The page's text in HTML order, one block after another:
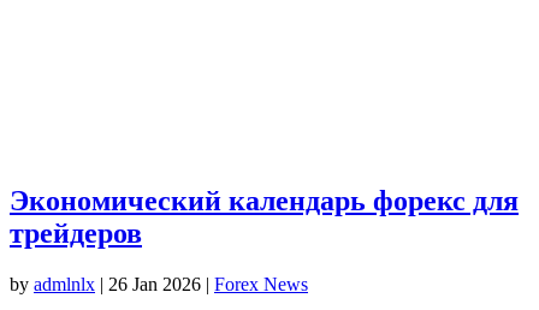
Экономический календарь форекс для
трейдеров
by admlnlx | 26 Jan 2026 | Forex News